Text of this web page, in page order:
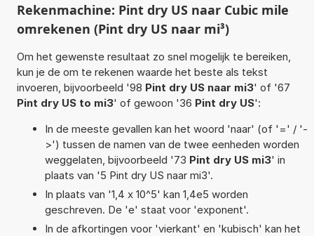
Rekenmachine: Pint dry US naar Cubic mile
omrekenen (Pint dry US naar mi³)
Om het gewenste resultaat zo snel mogelijk te bereiken,
kun je de om te rekenen waarde het beste als tekst
invoeren, bijvoorbeeld '98 Pint dry US naar mi3' of '67
Pint dry US to mi3' of gewoon '36 Pint dry US':
In de meeste gevallen kan het woord 'naar' (of '=' / '-
>') tussen de namen van de twee eenheden worden
weggelaten, bijvoorbeeld '73 Pint dry US mi3' in
plaats van '5 Pint dry US naar mi3'.
In plaats van '1,4 x 10^5' kan 1,4e5 worden
geschreven. De 'e' staat voor 'exponent'.
In de afkortingen voor 'vierkant' en 'kubisch' kan het